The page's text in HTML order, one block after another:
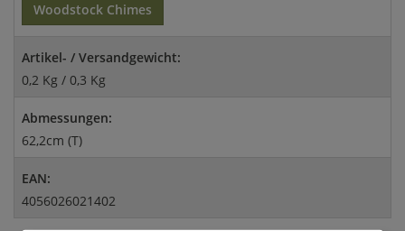
Woodstock Chimes
Artikel- / Versandgewicht:
0,2 Kg / 0,3 Kg
Abmessungen:
62,2cm (T)
EAN:
4056026021402